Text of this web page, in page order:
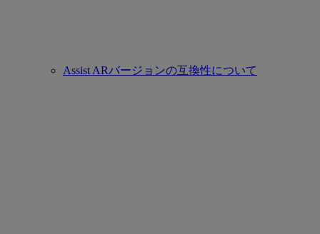
Assist ARバージョンの互換性について